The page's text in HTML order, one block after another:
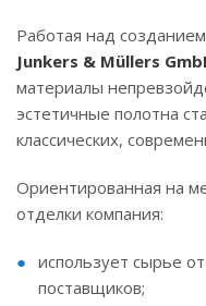
Работая над
Junkers & Müllers
материалы
эстетичные полотна
классических,
Ориентированная на
отделки компания:
использует сырье
поставщиков;